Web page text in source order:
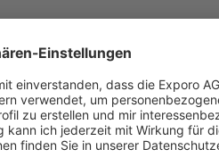
Darum
flexible